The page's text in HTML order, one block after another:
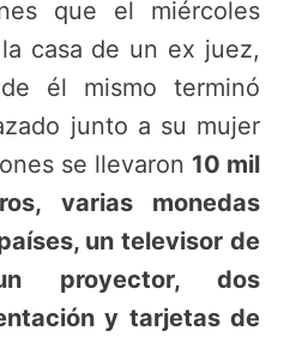
que el miércoles
casa de un ex juez,
él mismo terminó
junto a su mujer
se llevaron 10 mil
varias monedas
un televisor de
proyector, dos
y tarjetas de